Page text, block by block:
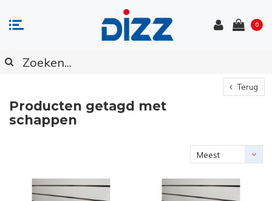
0
Terug
Producten getagd met
schappen
Meest